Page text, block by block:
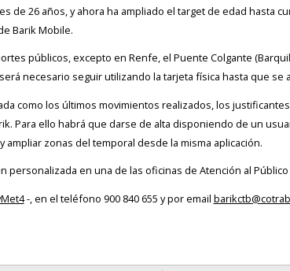
de 26 años, y ahora ha ampliado el target de edad hasta
Barik Mobile.
públicos, excepto en Renfe, el Puente Colgante
necesario seguir utilizando la tarjeta física hasta que
como los últimos movimientos realizados, los
Para ello habrá que darse de alta disponiendo de un
zonas del temporal desde la misma aplicación.
personalizada en una de las oficinas de Atención al
-, en el teléfono 900 840 655 y por email